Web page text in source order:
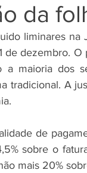
da
liminares
de dezembro.
maioria dos
tradicional. A
de
sobre o
mais 20%